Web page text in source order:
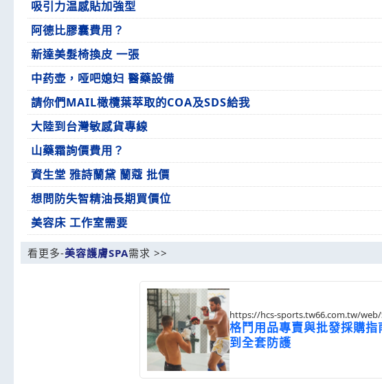
吸引力温感貼加強型
阿德比膠囊費用？
新達美髮椅換皮 一張
中药壶，哑吧媳妇 醫藥設備
請你們MAIL橄欖葉萃取的COA及SDS給我
大陸到台灣敏感貨專線
山藥霜詢價費用？
資生堂 雅詩蘭黛 蘭蔻 批價
想問防失智精油長期買價位
美容床 工作室需要
看更多-美容護膚SPA需求 >>
https://hcs-sports.tw66.com.tw/web/
格鬥用品專賣與批發採購
到全套防護